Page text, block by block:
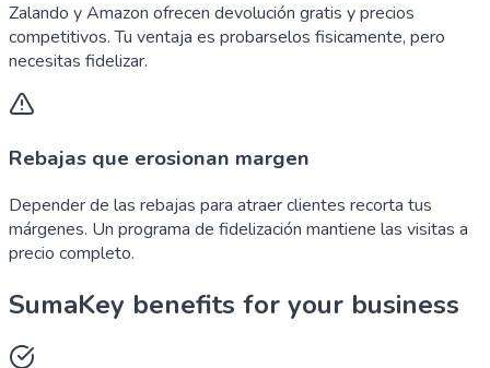
Zalando y Amazon ofrecen devolución gratis y precios
competitivos. Tu ventaja es probarselos fisicamente, pero
necesitas fidelizar.
Rebajas que erosionan margen
Depender de las rebajas para atraer clientes recorta tus
márgenes. Un programa de fidelización mantiene las visitas a
precio completo.
SumaKey benefits for your business